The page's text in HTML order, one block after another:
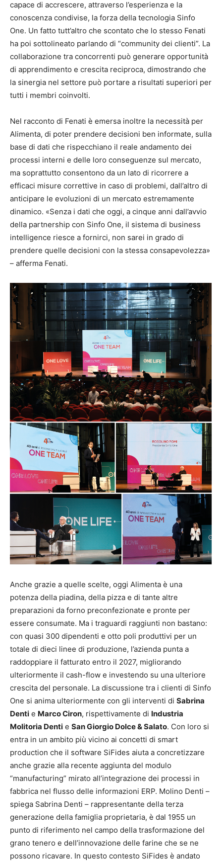
capace di accrescere, attraverso l’esperienza e la
conoscenza condivise, la forza della tecnologia Sinfo
One. Un fatto tutt’altro che scontato che lo stesso Fenati
ha poi sottolineato parlando di “community dei clienti”. La
collaborazione tra concorrenti può generare opportunità
di apprendimento e crescita reciproca, dimostrando che
la sinergia nel settore può portare a risultati superiori per
tutti i membri coinvolti.
Nel racconto di Fenati è emersa inoltre la necessità per
Alimenta, di poter prendere decisioni ben informate, sulla
base di dati che rispecchiano il reale andamento dei
processi interni e delle loro conseguenze sul mercato,
ma soprattutto consentono da un lato di ricorrere a
efficaci misure correttive in caso di problemi, dall’altro di
anticipare le evoluzioni di un mercato estremamente
dinamico. «Senza i dati che oggi, a cinque anni dall’avvio
della partnership con Sinfo One, il sistema di business
intelligence riesce a fornirci, non sarei in grado di
prendere quelle decisioni con la stessa consapevolezza»
– afferma Fenati.
Anche grazie a quelle scelte, oggi Alimenta è una
potenza della piadina, della pizza e di tante altre
preparazioni da forno preconfezionate e pronte per
essere consumate. Ma i traguardi raggiunti non bastano:
con quasi 300 dipendenti e otto poli produttivi per un
totale di dieci linee di produzione, l’azienda punta a
raddoppiare il fatturato entro il 2027, migliorando
ulteriormente il cash-flow e investendo su una ulteriore
crescita del personale. La discussione tra i clienti di Sinfo
One si anima ulteriormente con gli interventi di Sabrina
Denti e Marco Ciron, rispettivamente di Industria
Molitoria Denti e San Giorgio Dolce & Salato. Con loro si
entra in un ambito più vicino ai concetti di smart
production che il software SiFides aiuta a concretizzare
anche grazie alla recente aggiunta del modulo
“manufacturing” mirato all’integrazione dei processi in
fabbrica nel flusso delle informazioni ERP. Molino Denti –
spiega Sabrina Denti – rappresentante della terza
generazione della famiglia proprietaria, è dal 1955 un
punto di riferimento nel campo della trasformazione del
grano tenero e dell’innovazione delle farine che se ne
possono ricavare. In questo contesto SiFides è andato